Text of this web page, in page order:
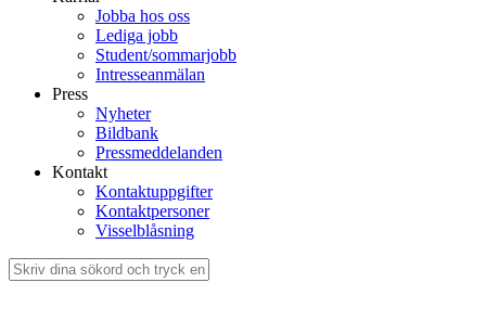
Jobba hos oss
Lediga jobb
Student/sommarjobb
Intresseanmälan
Press
Nyheter
Bildbank
Pressmeddelanden
Kontakt
Kontaktuppgifter
Kontaktpersoner
Visselblåsning